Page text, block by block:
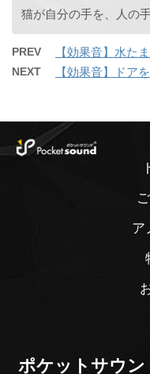
PREV 【効果音】水た
NEXT 【効果音】ドア
ア
ポケットサウン